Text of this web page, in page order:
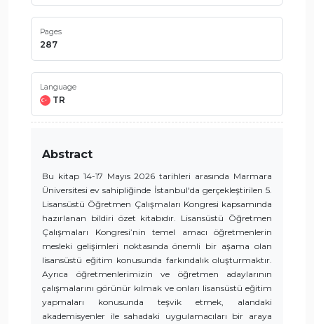
Pages
287
Language
TR
Abstract
Bu kitap 14-17 Mayıs 2026 tarihleri arasında Marmara
Üniversitesi ev sahipliğinde İstanbul'da gerçekleştirilen 5.
Lisansüstü Öğretmen Çalışmaları Kongresi kapsamında
hazırlanan bildiri özet kitabıdır. Lisansüstü Öğretmen
Çalışmaları Kongresi’nin temel amacı öğretmenlerin
mesleki gelişimleri noktasında önemli bir aşama olan
lisansüstü eğitim konusunda farkındalık oluşturmaktır.
Ayrıca öğretmenlerimizin ve öğretmen adaylarının
çalışmalarını görünür kılmak ve onları lisansüstü eğitim
yapmaları konusunda teşvik etmek, alandaki
akademisyenler ile sahadaki uygulamacıları bir araya